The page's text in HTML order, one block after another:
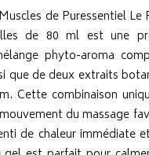
de Puressentiel Le
de 80 ml est une
phyto-aroma
que de deux extraits
Cette combinaison
du massage
de chaleur immédiate